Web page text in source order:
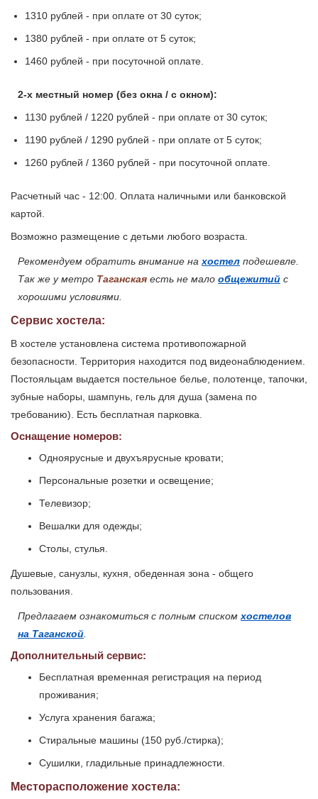
1310 рублей - при оплате от 30 суток;
1380 рублей - при оплате от 5 суток;
1460 рублей - при посуточной оплате.
2-х местный номер (без окна / с окном):
1130 рублей / 1220 рублей - при оплате от 30 суток;
1190 рублей / 1290 рублей - при оплате от 5 суток;
1260 рублей / 1360 рублей - при посуточной оплате.
Расчетный час - 12:00. Оплата наличными или банковской
картой.
Возможно размещение с детьми любого возраста.
Рекомендуем обратить внимание нахостел подешевле.
Так же у метро Таганская есть не мало общежитий с
хорошими условиями.
Сервис хостела:
В хостеле установлена система противопожарной
безопасности. Территория находится под видеонаблюдением.
Постояльцам выдается постельное белье, полотенце, тапочки,
зубные наборы, шампунь, гель для душа (замена по
требованию). Есть бесплатная парковка.
Оснащение номеров:
Одноярусные и двухъярусные кровати;
Персональные розетки и освещение;
Телевизор;
Вешалки для одежды;
Столы, стулья.
Душевые, санузлы, кухня, обеденная зона - общего
пользования.
Предлагаем ознакомиться с полным спискомхостелов
на Таганской.
Дополнительный сервис:
Бесплатная временная регистрация на период
проживания;
Услуга хранения багажа;
Стиральные машины (150 руб./стирка);
Сушилки, гладильные принадлежности.
Месторасположение хостела: